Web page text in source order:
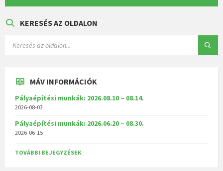
KERESÉS AZ OLDALON
MÁV INFORMÁCIÓK
Pályaépítési munkák: 2026.08.10 – 08.14.
2026-08-03
Pályaépítési munkák: 2026.06.20 – 08.30.
2026-06-15
TOVÁBBI BEJEGYZÉSEK